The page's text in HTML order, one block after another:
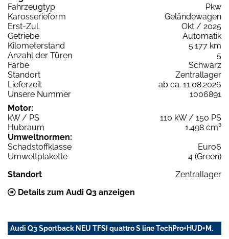
Fahrzeugtyp
Pkw
Karosserieform
Geländewagen
Erst-Zul.
Okt / 2025
Getriebe
Automatik
Kilometerstand
5.177 km
Anzahl der Türen
5
Farbe
Schwarz
Standort
Zentrallager
Lieferzeit
ab ca. 11.08.2026
Unsere Nummer
1006891
Motor:
kW / PS
110 kW / 150 PS
Hubraum
1.498 cm³
Umweltnormen:
Schadstoffklasse
Euro6
Umweltplakette
4 (Green)
Standort
Zentrallager
Details zum Audi Q3 anzeigen
Audi Q3 Sportback NEU TFSI quattro S line TechPro+HUD+M.